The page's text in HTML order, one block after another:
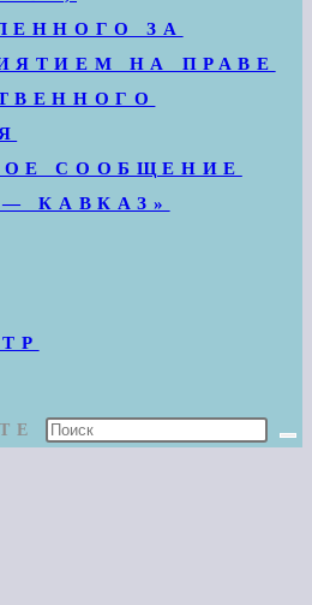
ЗА
НА ПРАВЕ
СООБЩЕНИЕ
КАВКАЗ»